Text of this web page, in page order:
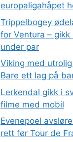
europaligahåpet
Trippelbogey
for Ventura – gikk
under par
Viking med
Bare ett lag på
Lerkendal gikk i
filme med mobil
Evenepoel
rett før Tour de